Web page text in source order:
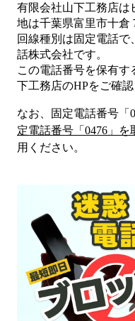
有限会社山下工務店は
地は千葉県富里市十倉
回線種別は固定電話で
話株式会社です。
この電話番号を保有す
下工務店のHPをご確認
なお、固定電話番号「
定電話番号「 0476 」
用ください。